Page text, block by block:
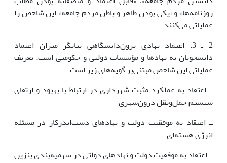
روزنامه‌ها» و «یکی بودن ظاهر و باطن مردم جامعه» این شاخص را
عملیاتی می‌کنند.
2 ـ 3. اعتماد نهادی برون‌دانشگاهی بیانگر میزان اعتماد
دانشجویان به نهادها و مؤسسات دولتی و حکومتی است. تعریف
عملیاتی این شاخص مبتنی‌بر گویه‌های زیر است.
ــ اعتقاد به عملکرد مثبت شهرداری در ارتباط با بهبود و ارتقای
سیستم حمل‌ونقل درون‌شهری
ــ اعتقاد به موفقیت دولت و نهادهای دست‌اندرکار در مسئله
انرژی هسته‌ای
ــ اعتقاد به موفقیت دولت و نهادهای دولتی در سهمیه‌بندی بنزین